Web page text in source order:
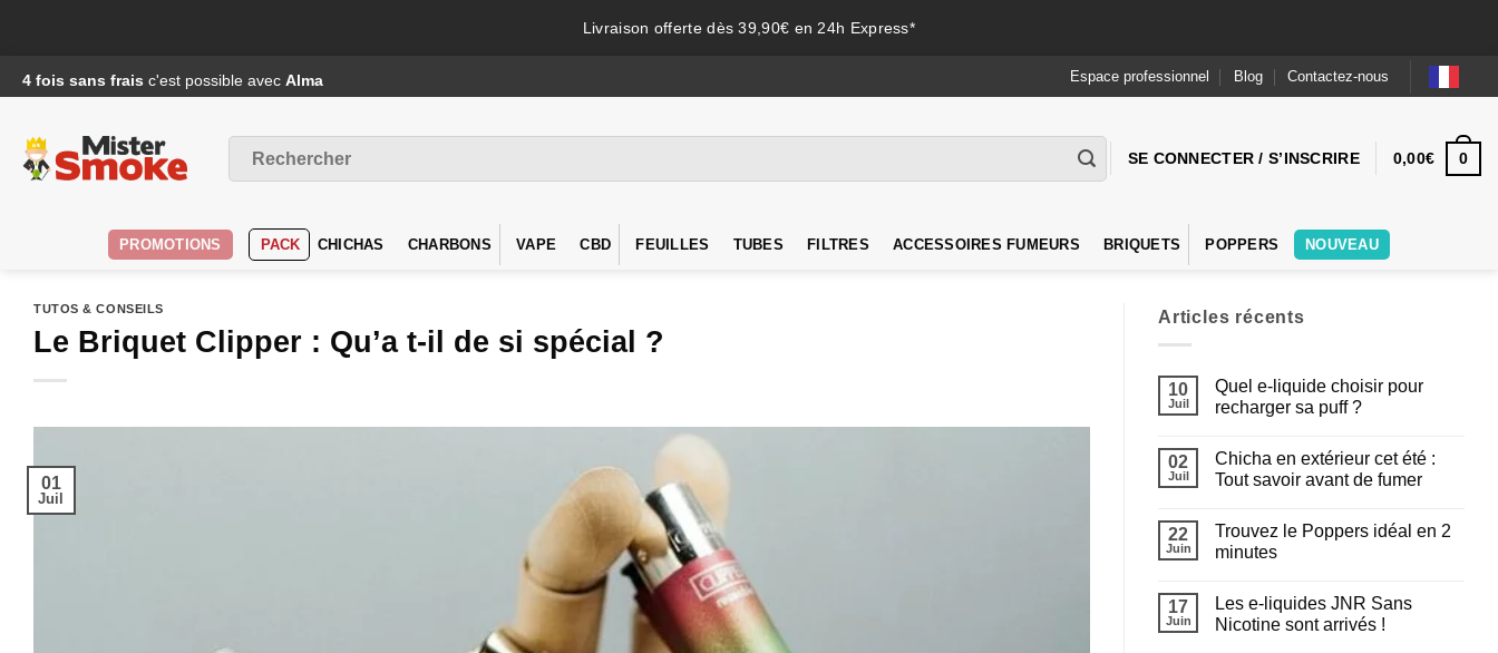
Livraison offerte dès 39,90€ en 24h Express*
au
4 fois sans frais c'est possible avec Alma Espace professionnel Blog Contactez-nous
pour :
SE CONNECTER / S’INSCRIRE 0,00€ 0
PROMOTIONS PACK CHICHAS CHARBONS VAPE CBD FEUILLES TUBES FILTRES ACCESSOIRES FUMEURS BRIQUETS POPPERS NOUVEAU
TUTOS & CONSEILS
Le Briquet Clipper : Qu’a t-il de si spécial ?
01
Juil
Articles récents
10
Juil
Quel e-liquide choisir pour
recharger sa puff ?
sur
Quel
e-
pour
recharger
sa
02
Juil
Chicha en extérieur cet été :
Tout savoir avant de fumer
sur
Chicha
en
été
Tout
22
Juin
Trouvez le Poppers idéal en 2
minutes
sur
Trouvez
le
17
Juin
Les e-liquides JNR Sans
Nicotine sont arrivés !